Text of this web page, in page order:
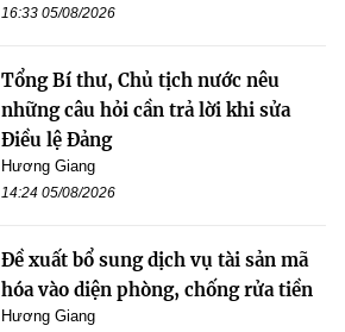
16:33 05/08/2026
Tổng Bí thư, Chủ tịch nước nêu
những câu hỏi cần trả lời khi sửa
Điều lệ Đảng
Hương Giang
14:24 05/08/2026
Đề xuất bổ sung dịch vụ tài sản mã
hóa vào diện phòng, chống rửa tiền
Hương Giang